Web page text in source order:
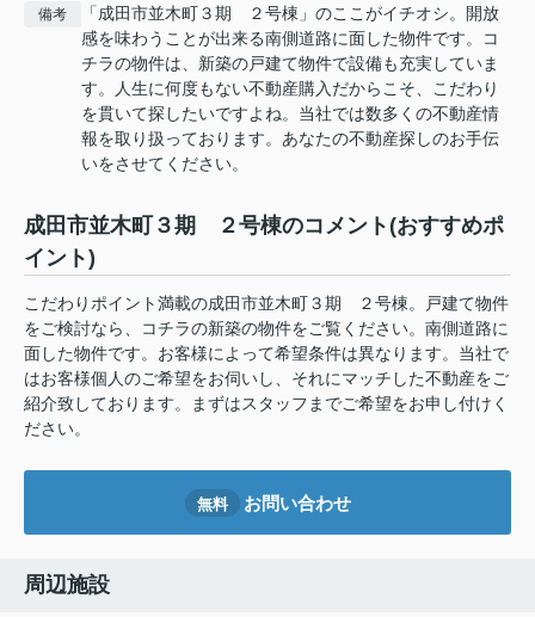
備考
「成田市並木町３期 ２号棟」のここがイチオシ。開放
感を味わうことが出来る南側道路に面した物件です。コ
チラの物件は、新築の戸建て物件で設備も充実していま
す。人生に何度もない不動産購入だからこそ、こだわり
を貫いて探したいですよね。当社では数多くの不動産情
報を取り扱っております。あなたの不動産探しのお手伝
いをさせてください。
成田市並木町３期 ２号棟のコメント(おすすめポ
イント)
こだわりポイント満載の成田市並木町３期 ２号棟。戸建て物件
をご検討なら、コチラの新築の物件をご覧ください。南側道路に
面した物件です。お客様によって希望条件は異なります。当社で
はお客様個人のご希望をお伺いし、それにマッチした不動産をご
紹介致しております。まずはスタッフまでご希望をお申し付けく
ださい。
無料 お問い合わせ
周辺施設